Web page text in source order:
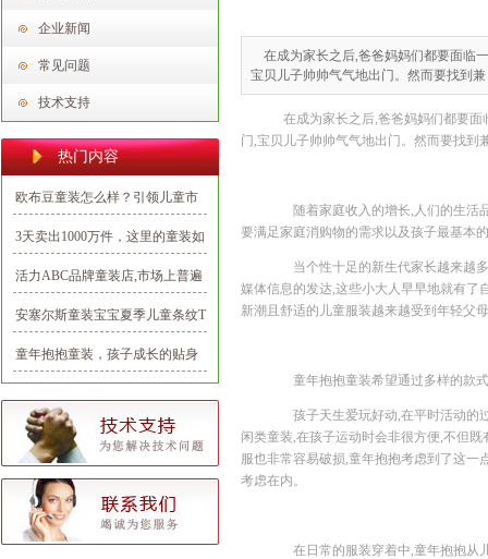
企业新闻
常见问题
技术支持
热门内容
欧布豆童装怎么样？引领儿童市
场潮流打造新时代的潮娃
3天卖出1000万件，这里的童装如
何出彩又出圈？
活力ABC品牌童装店,市场上普遍
认可的优质项目
安塞尔斯童装宝宝夏季儿童条纹T
恤1-3岁
童年抱抱童装，孩子成长的贴身
守护神
在成为家长之后,爸爸妈妈们都要面临
宝贝儿子帅帅气气地出门。然而要找到兼
在成为家长之后,爸爸妈妈们都要面
门,宝贝儿子帅帅气气地出门。然而要找
随着家庭收入的增长,人们的生活品
要满足家庭消购物的需求以及孩子最基本
当个性十足的新生代家长越来越多,
媒体信息的发达,这些小大人早早地就有了
新潮且舒适的儿童服装越来越受到年轻父
童年抱抱童装希望通过多样的款式
孩子天生爱玩好动,在平时活动的过
闲类童装,在孩子运动时会非很方便,不但
服也非常容易破损,童年抱抱考虑到了这一
考虑在内。
在日常的服装穿着中,童年抱抱从儿